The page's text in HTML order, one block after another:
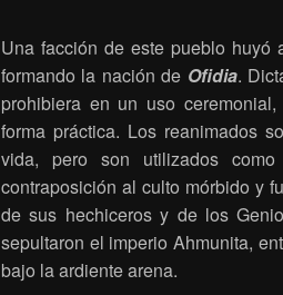
Una facción de este pueblo huyó
formando la nación de Ofidia.
prohibiera en un uso
forma práctica. Los reanimados
vida, pero son utilizados
contraposición al culto mórbido y
de sus hechiceros y de los
sepultaron el imperio Ahmunita,
bajo la ardiente arena.